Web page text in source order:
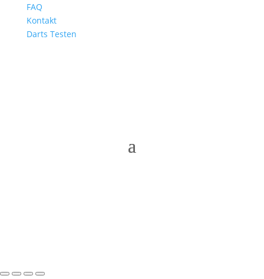
FAQ
Kontakt
Darts Testen